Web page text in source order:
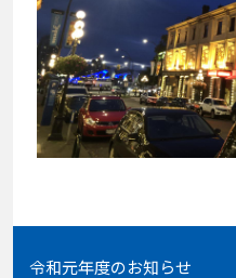
令和元年度のお知らせ